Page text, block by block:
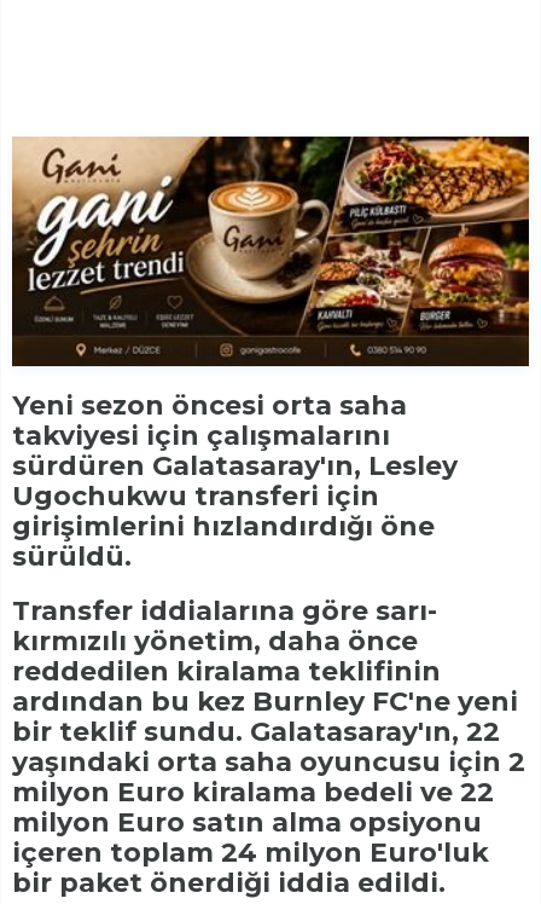
Yeni sezon öncesi orta saha
takviyesi için çalışmalarını
sürdüren Galatasaray'ın, Lesley
Ugochukwu transferi için
girişimlerini hızlandırdığı öne
sürüldü.
Transfer iddialarına göre sarı-
kırmızılı yönetim, daha önce
reddedilen kiralama teklifinin
ardından bu kez Burnley FC'ne yeni
bir teklif sundu. Galatasaray'ın, 22
yaşındaki orta saha oyuncusu için 2
milyon Euro kiralama bedeli ve 22
milyon Euro satın alma opsiyonu
içeren toplam 24 milyon Euro'luk
bir paket önerdiği iddia edildi.